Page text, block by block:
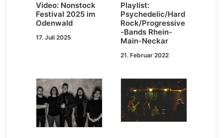
Video: Nonstock
Festival 2025 im
Odenwald
17. Juli 2025
Playlist:
Psychedelic/Hard
Rock/Progressive
-Bands Rhein-
Main-Neckar
21. Februar 2022